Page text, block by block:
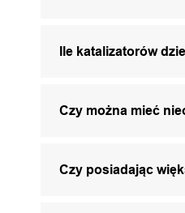
Ile katalizatorów
Czy można mieć
Czy posiadając